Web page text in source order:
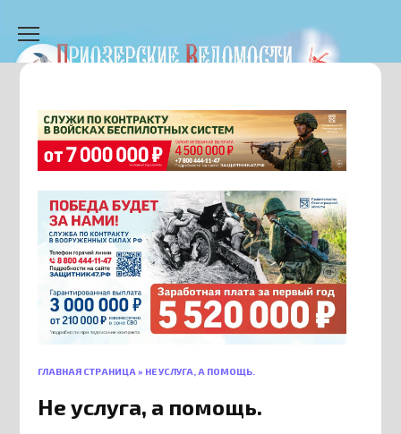
содержанию
ГЛАВНАЯ СТРАНИЦА » НЕ УСЛУГА, А ПОМОЩЬ.
Не услуга, а помощь.